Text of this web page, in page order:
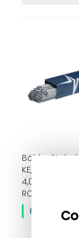
Böhler
KE, RR (C) 6 | Ø
4,0 mm | EN
RC 1 1
64,26 €